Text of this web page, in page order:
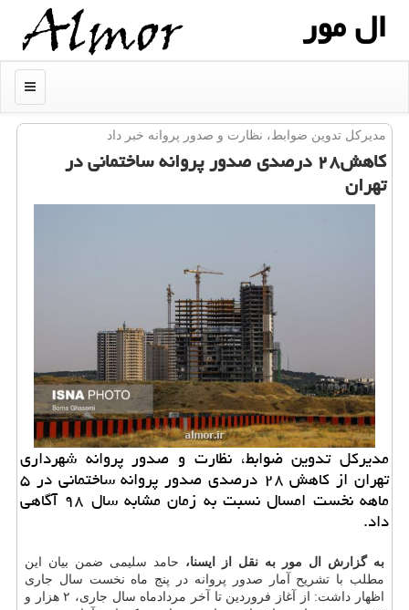
ال مور
منو
مدیركل تدوین ضوابط، نظارت و صدور پروانه خبر داد
كاهش۲۸ درصدی صدور پروانه ساختمانی در
تهران
مدیركل تدوین ضوابط، نظارت و صدور پروانه شهرداری
تهران از كاهش ۲۸ درصدی صدور پروانه ساختمانی در ۵
ماهه نخست امسال نسبت به زمان مشابه سال ۹۸ آگاهی
داد.
به گزارش ال مور به نقل از ایسنا، حامد سلیمی ضمن بیان این
مطلب با تشریح آمار صدور پروانه در پنج ماه نخست سال جاری
اظهار داشت: از آغاز فروردین تا آخر مردادماه سال جاری، ۲ هزار و